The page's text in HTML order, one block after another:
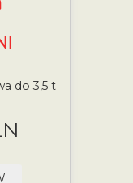
do 3,5 t